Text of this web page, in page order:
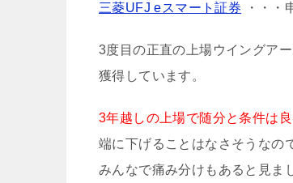
三菱UFJ eスマート証券 ・・・
3度目の正直の上場ウイングア
獲得しています。
3年越しの上場で随分と条件は
端に下げることはなさそうなの
みんなで痛み分けもあると見ま